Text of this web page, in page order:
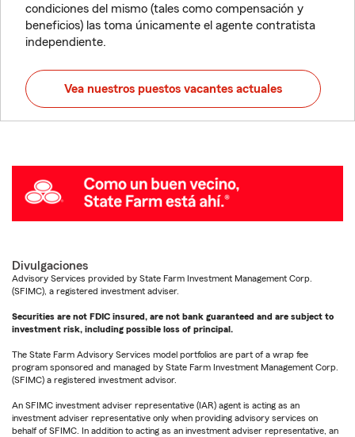
condiciones del mismo (tales como compensación y
beneficios) las toma únicamente el agente contratista
independiente.
Vea nuestros puestos vacantes actuales
Divulgaciones
Advisory Services provided by State Farm Investment Management Corp.
(SFIMC), a registered investment adviser.
Securities are not FDIC insured, are not bank guaranteed and are subject to
investment risk, including possible loss of principal.
The State Farm Advisory Services model portfolios are part of a wrap fee
program sponsored and managed by State Farm Investment Management Corp.
(SFIMC) a registered investment advisor.
An SFIMC investment adviser representative (IAR) agent is acting as an
investment adviser representative only when providing advisory services on
behalf of SFIMC. In addition to acting as an investment adviser representative, an